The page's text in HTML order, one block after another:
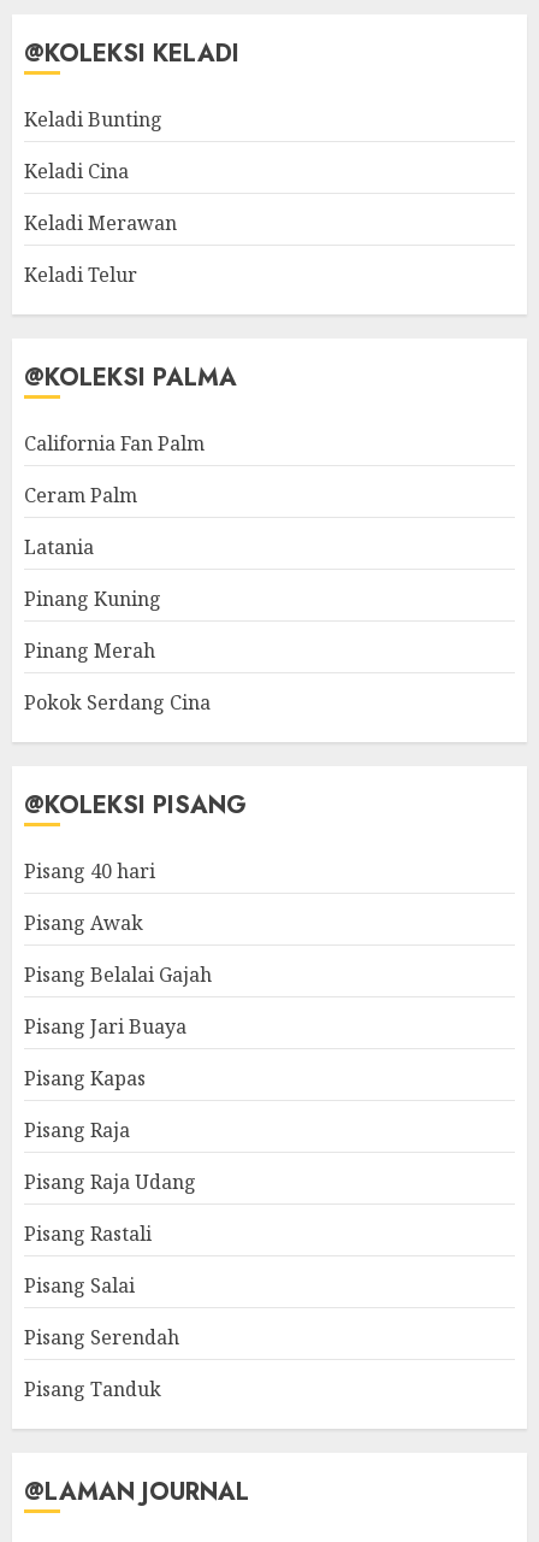
@KOLEKSI KELADI
Keladi Bunting
Keladi Cina
Keladi Merawan
Keladi Telur
@KOLEKSI PALMA
California Fan Palm
Ceram Palm
Latania
Pinang Kuning
Pinang Merah
Pokok Serdang Cina
@KOLEKSI PISANG
Pisang 40 hari
Pisang Awak
Pisang Belalai Gajah
Pisang Jari Buaya
Pisang Kapas
Pisang Raja
Pisang Raja Udang
Pisang Rastali
Pisang Salai
Pisang Serendah
Pisang Tanduk
@LAMAN JOURNAL